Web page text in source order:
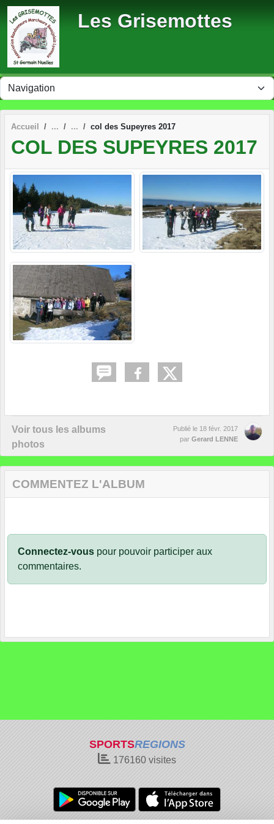
Les Grisemottes
Accueil col des Supeyres 2017
COL DES SUPEYRES 2017
Voir tous les albums
photos
Publié le 18 févr. 2017
par Gerard LENNE
COMMENTEZ L'ALBUM
Connectez-vous pour pouvoir participer aux
commentaires.
SPORTSREGIONS
176160 visites
Panneau de gestion des cookies